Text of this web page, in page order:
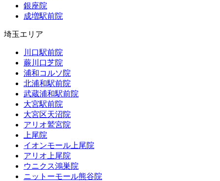
銀座院
成増駅前院
埼玉エリア
川口駅前院
蕨川口芝院
浦和コルソ院
北浦和駅前院
武蔵浦和駅前院
大宮駅前院
大宮区天沼院
アリオ鷲宮院
上尾院
イオンモール上尾院
アリオ上尾院
ウニクス鴻巣院
ニットーモール熊谷院